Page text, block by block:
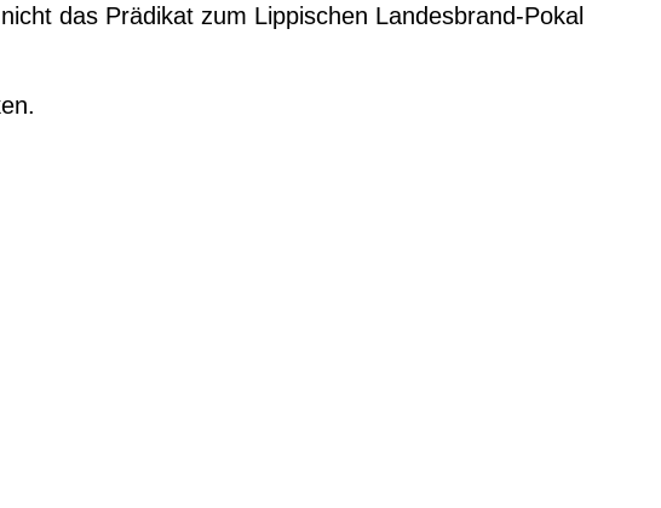
das Prädikat zum Lippischen Landesbrand-Pokal